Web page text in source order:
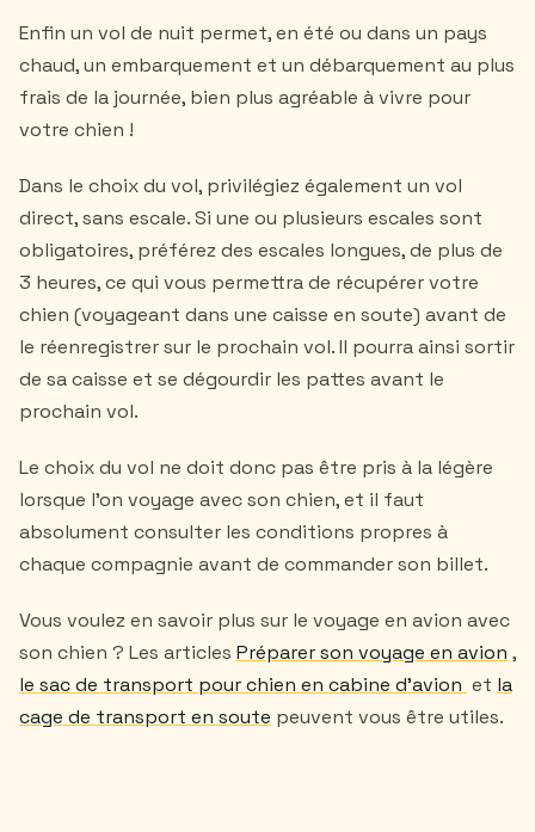
Enfin un vol de nuit permet, en été ou dans un pays
chaud, un embarquement et un débarquement au plus
frais de la journée, bien plus agréable à vivre pour
votre chien !
Dans le choix du vol, privilégiez également un vol
direct, sans escale. Si une ou plusieurs escales sont
obligatoires, préférez des escales longues, de plus de
3 heures, ce qui vous permettra de récupérer votre
chien (voyageant dans une caisse en soute) avant de
le réenregistrer sur le prochain vol. Il pourra ainsi sortir
de sa caisse et se dégourdir les pattes avant le
prochain vol.
Le choix du vol ne doit donc pas être pris à la légère
lorsque l'on voyage avec son chien, et il faut
absolument consulter les conditions propres à
chaque compagnie avant de commander son billet.
Vous voulez en savoir plus sur le voyage en avion avec
son chien ? Les articles Préparer son voyage en avion ,
le sac de transport pour chien en cabine d'avion et la
cage de transport en soute peuvent vous être utiles.